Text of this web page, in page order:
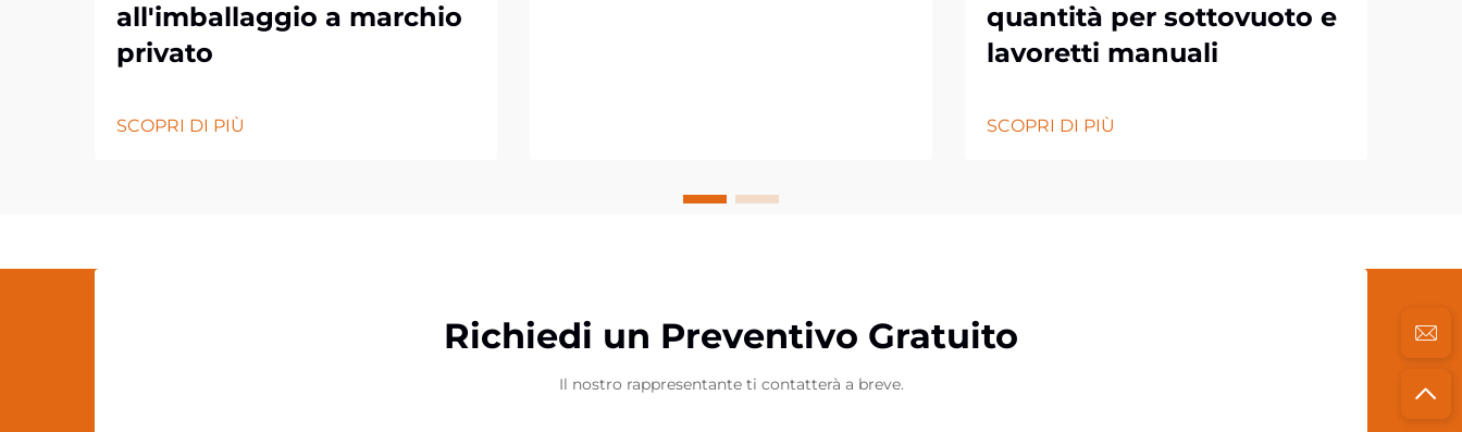
all'imballaggio a marchio
privato
SCOPRI DI PIÙ
quantità per sottovuoto e
lavoretti manuali
SCOPRI DI PIÙ
Richiedi un Preventivo Gratuito
Il nostro rappresentante ti contatterà a breve.